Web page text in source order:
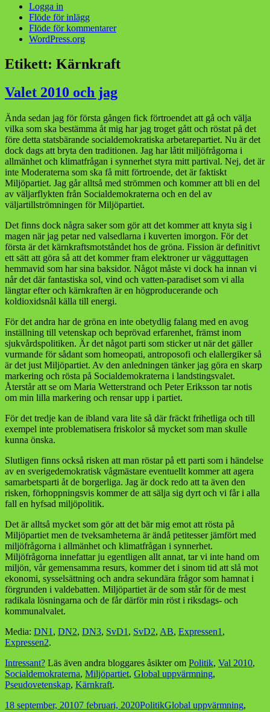
Logga in
Flöde för inlägg
Flöde för kommentarer
WordPress.org
Etikett: Kärnkraft
Valet 2010 och jag
Ända sedan jag för första gången fick förtroendet att gå och välja
vilka som ska bestämma åt mig har jag troget gått och röstat på det
före detta statsbärande socialdemokratiska arbetarepartiet. Nu är det
dock dags att bryta den traditionen. Jag har låtit miljöfrågorna i
allmänhet och klimatfrågan i synnerhet styra mitt partival. Nej, det är
inte Moderaterna som ska få mitt förtroende, det är faktiskt
Miljöpartiet. Jag går alltså med strömmen och kommer att bli en del
av väljarflykten från Socialdemokraterna och en del av
väljartillströmningen för Miljöpartiet.
Det finns dock några saker som gör att det kommer att knyta sig i
magen när jag petar ned valsedlarna i kuverten imorgon. För det
första är det kärnkraftsmotståndet hos de gröna. Fission är definitivt
ett sätt att göra så att det kommer fram elektroner ur vägguttagen
hemmavid som har sina baksidor. Något måste vi dock ha innan vi
når det där fantastiska sol, vind och vatten-paradiset som vi alla
längtar efter och kärnkraften är en högproducerande och
koldioxidsnål källa till energi.
För det andra har de gröna en inte obetydlig falang med en avog
inställning till vetenskap och beprövad erfarenhet, främst inom
sjukvårdspolitiken. Är det något parti som sticker ut när det gäller
vurmande för sådant som homeopati, antroposofi och elallergiker så
är det just Miljöpartiet. Av den anledningen tänker jag göra en skarp
markering och rösta på Socialdemokraterna i landstingsvalet.
Återstår att se om Maria Wetterstrand och Peter Eriksson tar notis
om min lilla markering och rensar upp i partiet.
För det tredje kan de ibland vara lite så där fräckt frihetliga och till
exempel inte problematisera friskolor så mycket som man skulle
kunna önska.
Slutligen finns också risken att man röstar på ett parti som i händelse
av en sverigedemokratisk vågmästare eventuellt kommer att agera
samarbetsparti åt de borgerliga. Jag är dock redo att ta även den
risken, förhoppningsvis kommer de att sälja sig dyrt och vi får i alla
fall en hyfsad miljöpolitik.
Det är alltså mycket som gör att det bär mig emot att rösta på
Miljöpartiet men de tveksamheterna är ändå petitesser jämfört med
miljöfrågorna i allmänhet och klimatfrågan i synnerhet.
Miljöfrågorna innefattar ju egentligen allt annat, tar vi inte hand om
miljön, vår gemensamma resurs, kommer det i sinom tid att slå mot
ekonomi, sysselsättning och andra sekundära frågor som hamnat i
förgrunden i valdebatten. Miljöpartiet är de som står för de mest
radikala lösningarna och de får därför min röst i riksdags- och
kommunalvalet.
Media: DN1 , DN2, DN3, SvD1 , SvD2, AB, Expressen1 ,
Expressen2.
Intressant? Läs även andra bloggares åsikter om Politik, Val 2010,
Socialdemokraterna, Miljöpartiet, Global uppvärmning,
Pseudovetenskap, Kärnkraft.
Postat
18 september, 20107 februari, 2020Kategorier
PolitikTaggar
Global uppvärmning,